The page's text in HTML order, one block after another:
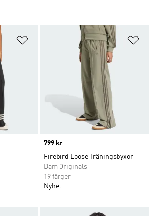
Lägg till på önskelistan
Price
799 kr
Firebird Loose Träningsbyxor
Dam Originals
19 färger
Nyhet